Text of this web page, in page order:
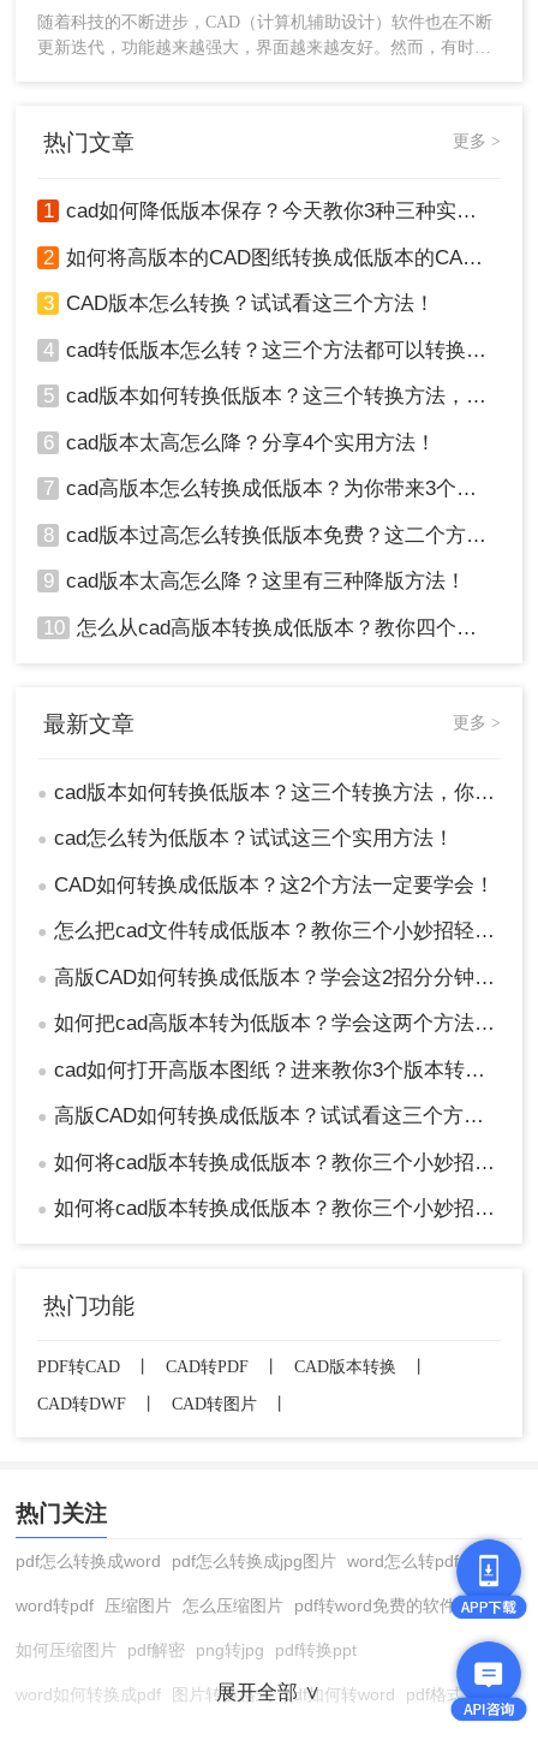
2、选择CAD转换-CAD版本转换，接下来的操
3、文件上传后，设置一下要转换的版本，然
注意事项
文件以防数据丢失或损坏。
检查转换后的文件：转换完成后，应仔细检查
特别是要检查文件中的关键元素（如尺寸、标
注等）是否保持一致。
选择可靠的转换工具：无论是使用在线转换工
具还是第三方CAD转换软件，都应选择可信赖
转换质量。
以上就是cad版本如何转换低版本的方法介绍了，将
CAD高版本文件转换为低版本可以通过多种方法实
现。用户可以根据自己的需求和实际情况选择最适
确性和可靠性。
完成CAD版本的转换。
随着科技的不断进步，CAD（计算机辅助设计）软件也在不断
更新迭代，功能越来越强大，界面越来越友好。然而，有时候
介绍几种将CAD版本转换成低版本的方法。
热门文章 更多 >
1 cad如何降低版本保存？今天教你3种三种实用方法对比！
2 如何将高版本的CAD图纸转换成低版本的CAD图纸？3种实用方法对比！
3 CAD版本怎么转换？试试看这三个方法！
4 cad转低版本怎么转？这三个方法都可以转换版本！
5 cad版本如何转换低版本？这三个转换方法，你一定要学会！
6 cad版本太高怎么降？分享4个实用方法！
7 cad高版本怎么转换成低版本？为你带来3个好用的方法！
8 cad版本过高怎么转换低版本免费？这二个方法了解一下！
9 cad版本太高怎么降？这里有三种降版方法！
10 怎么从cad高版本转换成低版本？教你四个小妙招轻松搞定！
最新文章 更多 >
● cad版本如何转换低版本？这三个转换方法，你一定要学会！
● cad怎么转为低版本？试试这三个实用方法！
● CAD如何转换成低版本？这2个方法一定要学会！
● 怎么把cad文件转成低版本？教你三个小妙招轻松搞定！
● 高版CAD如何转换成低版本？学会这2招分分钟搞定！
● 如何把cad高版本转为低版本？学会这两个方法就够了！
● cad如何打开高版本图纸？进来教你3个版本转换解决问题~
● 高版CAD如何转换成低版本？试试看这三个方法！
● 如何将cad版本转换成低版本？教你三个小妙招轻松搞定！
● 如何将cad版本转换成低版本？教你三个小妙招轻松搞定！
热门功能
PDF转CAD CAD转PDF CAD版本转换
CAD转DWF
CAD转图片
热门关注
pdf怎么转换成word pdf怎么转换成jpg图片 word怎么转pdf
word转pdf 压缩图片 怎么压缩图片 pdf转word免费的软件
如何压缩图片 pdf解密 png转jpg pdf转换ppt
word如何转换成pdf 图片转换格式 pdf如何转word pdf格式转换
展开全部 ∨